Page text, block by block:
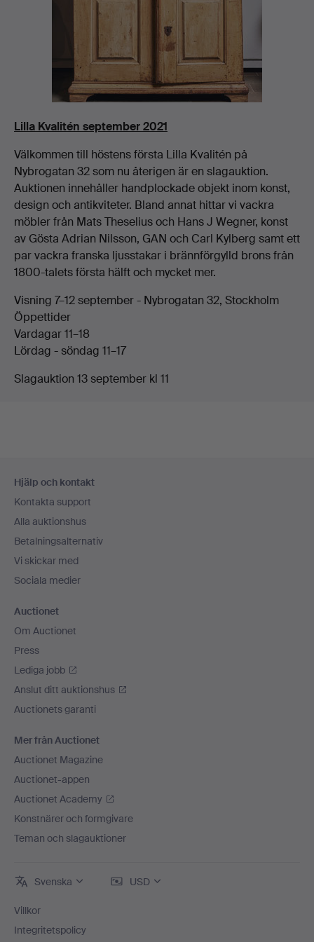
Lilla Kvalitén september 2021
Välkommen till höstens första Lilla Kvalitén på
Nybrogatan 32 som nu återigen är en slagauktion.
Auktionen innehåller handplockade objekt inom konst,
design och antikviteter. Bland annat hittar vi vackra
möbler från Mats Theselius och Hans J Wegner, konst
av Gösta Adrian Nilsson, GAN och Carl Kylberg samt ett
par vackra franska ljusstakar i brännförgylld brons från
1800-talets första hälft och mycket mer.
Visning 7–12 september - Nybrogatan 32, Stockholm
Öppettider
Vardagar 11–18
Lördag - söndag 11–17
Slagauktion 13 september kl 11
Hjälp och kontakt
Kontakta support
Alla auktionshus
Betalningsalternativ
Vi skickar med
Sociala medier
Auctionet
Om Auctionet
Press
Lediga jobb
Anslut ditt auktionshus
Auctionets garanti
Mer från Auctionet
Auctionet Magazine
Auctionet-appen
Auctionet Academy
Konstnärer och formgivare
Teman och slagauktioner
Svenska USD
Villkor
Integritetspolicy